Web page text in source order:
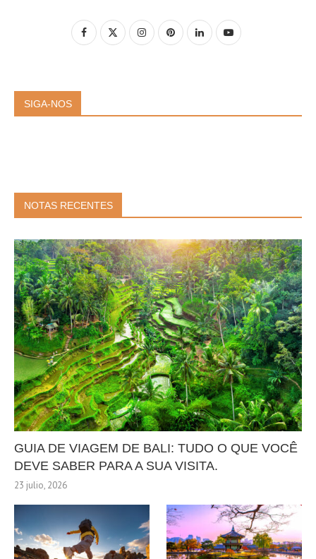
SIGA-NOS
NOTAS RECENTES
GUIA DE VIAGEM DE BALI: TUDO O QUE VOCÊ
DEVE SABER PARA A SUA VISITA.
23 julio, 2026